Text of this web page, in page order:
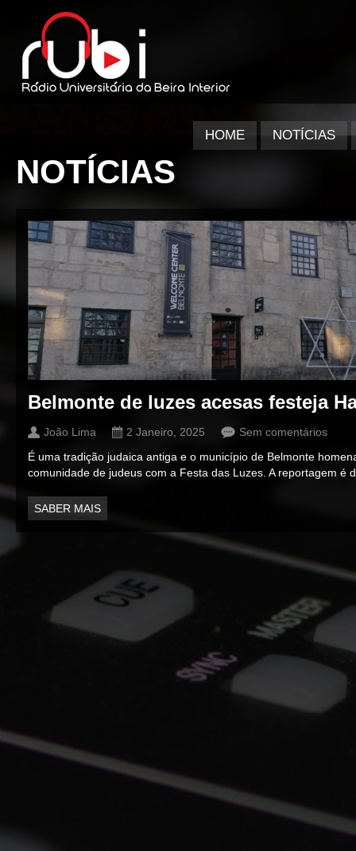
HOME NOTÍCIAS
NOTÍCIAS
Belmonte de luzes acesas festeja
João Lima 2 Janeiro, 2025
Sem comentários
É uma tradição judaica antiga e o município de Belmonte
comunidade de judeus com a Festa das Luzes. A reportagem é
SABER MAIS